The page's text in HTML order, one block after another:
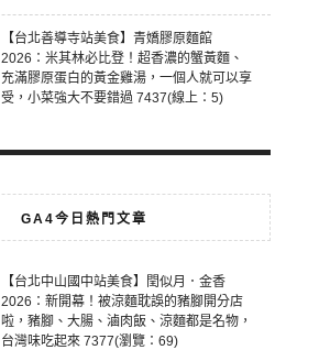
【台北善導寺站美食】青嬌膠原麵館
2026：米其林必比登！超香濃的蟹黃麵、
充滿膠原蛋白的黃金雞湯，一個人就可以享
受，小菜強大不要錯過 7437(線上：5)
GA4今日熱門文章
【台北中山國中站美食】閏似月．金香
2026：新開幕！被涼麵耽誤的豬腳開分店
啦，豬腳、大腸、滷肉飯、涼麵都是名物，
台灣味吃起來 7377(瀏覽：69)